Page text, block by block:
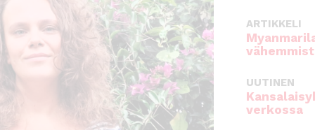
ARTIKKELI
UUTINEN
verkossa